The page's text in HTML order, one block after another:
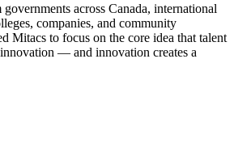
across Canada, international
companies, and community
Mitacs to focus on the core idea that talent
— and innovation creates a